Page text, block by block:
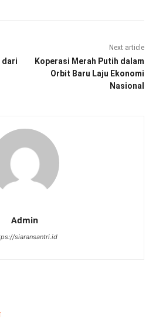
dari
Next article
Koperasi Merah Putih dalam
Orbit Baru Laju Ekonomi
Nasional
Admin
siaransantri.id